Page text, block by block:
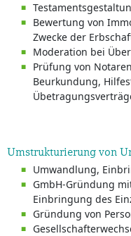
Bewertung von
Zwecke der
Moderation bei
Prüfung von
Beurkundung,
Umstrukturierung von
Umwandlung,
GmbH-Gründung
Einbringung des
Gründung von